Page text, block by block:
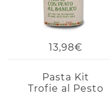
13,98€
Pasta Kit
Trofie al Pesto